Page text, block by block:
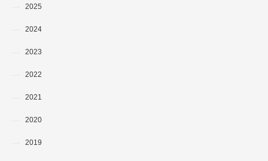
2025
2024
2023
2022
2021
2020
2019